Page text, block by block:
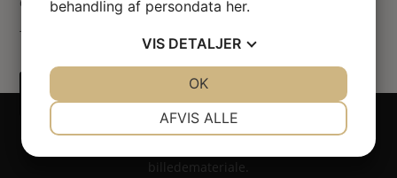
Tepotten står på en lille blonde bordskåner – så fint 🙂
Copyright 2024 - All rights reserved RoseLines
billedemateriale.
behandling af persondata her.
VIS DETALJER
MARKETING STATISTIK
AFVIS ALLE
OK